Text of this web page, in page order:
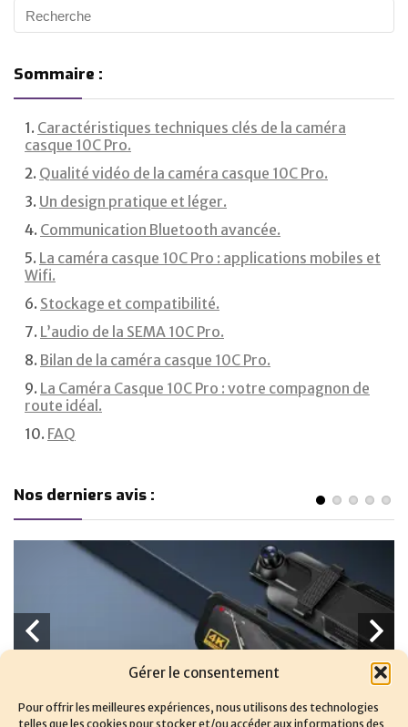
Gérer le consentement
Pour offrir les meilleures expériences, nous utilisons des technologies
telles que les cookies pour stocker et/ou accéder aux informations des
Sommaire :
Caractéristiques techniques clés de la caméra
casque 10C Pro.
Qualité vidéo de la caméra casque 10C Pro.
Un design pratique et léger.
Communication Bluetooth avancée.
La caméra casque 10C Pro : applications mobiles et
Wifi.
Stockage et compatibilité.
L’audio de la SEMA 10C Pro.
Bilan de la caméra casque 10C Pro.
La Caméra Casque 10C Pro : votre compagnon de
route idéal.
FAQ
Nos derniers avis :